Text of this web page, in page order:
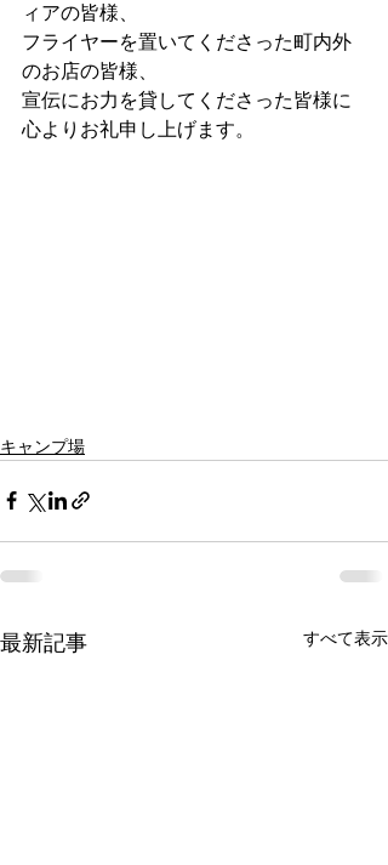
ィアの皆様、
フライヤーを置いてくださった町内外
のお店の皆様、
宣伝にお力を貸してくださった皆様に
心よりお礼申し上げます。
キャンプ場
最新記事 すべて表示